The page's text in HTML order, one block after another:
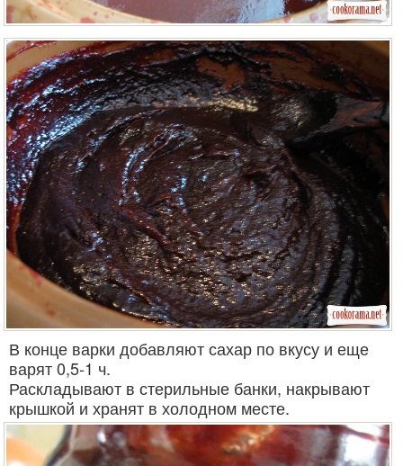
В конце варки добавляют сахар по вкусу и еще
варят 0,5-1 ч.
Раскладывают в стерильные банки, накрывают
крышкой и хранят в холодном месте.